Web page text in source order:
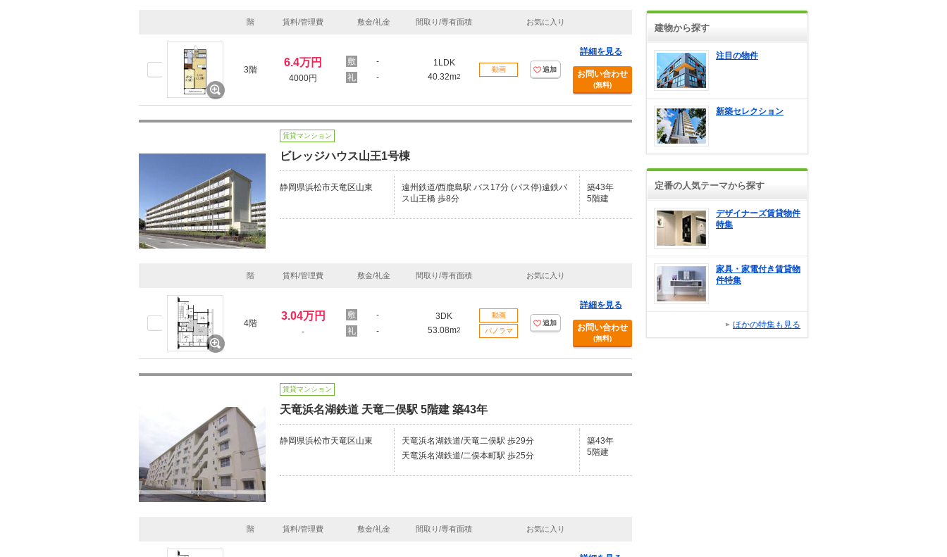
階 賃料/管理費 敷金/礼金 間取り/専有面積 お気に入り
3階
6.4万円
4000円
-
-
1LDK
40.32m2
動画 追加
詳細を見る
お問い合わせ
(無料)
賃貸マンション
ビレッジハウス山王1号棟
静岡県浜松市天竜区山東
遠州鉄道/西鹿島駅 バス17分 (バス停)遠鉄バ
ス山王橋 歩8分
築43年
5階建
階 賃料/管理費 敷金/礼金 間取り/専有面積 お気に入り
4階
3.04万円
-
-
-
3DK
53.08m2
動画
パノラマ
追加
詳細を見る
お問い合わせ
(無料)
賃貸マンション
天竜浜名湖鉄道 天竜二俣駅 5階建 築43年
静岡県浜松市天竜区山東
天竜浜名湖鉄道/天竜二俣駅 歩29分
天竜浜名湖鉄道/二俣本町駅 歩25分
築43年
5階建
階 賃料/管理費 敷金/礼金 間取り/専有面積 お気に入り
建物から探す
注目の物件
新築セレクション
定番の人気テーマから探す
デザイナーズ賃貸物件
特集
家具・家電付き賃貸物
件特集
ほかの特集も見る